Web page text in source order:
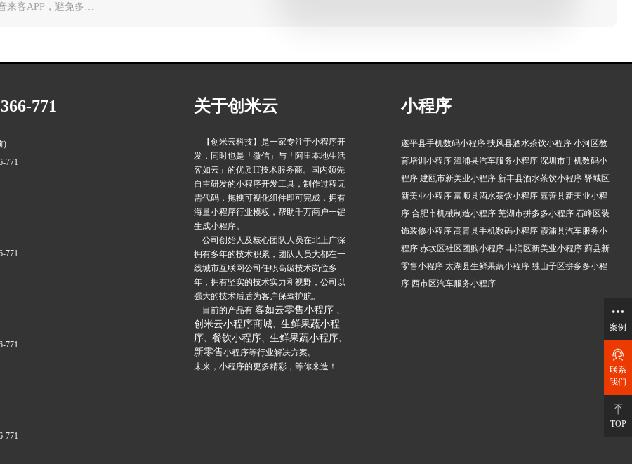
来客APP，避免多系
771
)
771
771
771
771
关于创米云
【创米云科技】是一家专注于小程序开
发，同时也是「微信」与「阿里本地生活
客如云」的优质IT技术服务商。国内领先
自主研发的小程序开发工具，制作过程无
需代码，拖拽可视化组件即可完成，拥有
海量小程序行业模板，帮助千万商户一键
生成小程序。
公司创始人及核心团队人员在北上广深
拥有多年的技术积累，团队人员大都在一
线城市互联网公司任职高级技术岗位多
年，拥有坚实的技术实力和视野，公司以
强大的技术后盾为客户保驾护航。
目前的产品有 客如云零售小程序 、
创米云小程序商城、 生鲜果蔬小程
序、 餐饮小程序、 生鲜果蔬小程序、
新零售小程序等行业解决方案。
未来，小程序的更多精彩，等你来造！
小程序
遂平县手机数码小程序 扶风县酒水茶饮小程序 小河区教
育培训小程序 漳浦县汽车服务小程序 深圳市手机数码小
程序 建瓯市新美业小程序 新丰县酒水茶饮小程序 驿城区
新美业小程序 富顺县酒水茶饮小程序 嘉善县新美业小程
序 合肥市机械制造小程序 芜湖市拼多多小程序 石峰区装
饰装修小程序 高青县手机数码小程序 霞浦县汽车服务小
程序 赤坎区社区团购小程序 丰润区新美业小程序 蓟县新
零售小程序 太湖县生鲜果蔬小程序 独山子区拼多多小程
序 西市区汽车服务小程序
案例
联系
我们
TOP